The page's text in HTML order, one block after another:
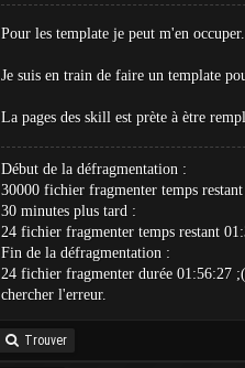
Pour les template je peut m'en occuper.
Je suis en train de faire un template
La pages des skill est prète à ètre
Début de la défragmentation :
30000 fichier fragmenter temps
30 minutes plus tard :
24 fichier fragmenter temps restant
Fin de la défragmentation :
24 fichier fragmenter durée 01:56:27 ;(
chercher l'erreur.
Trouver